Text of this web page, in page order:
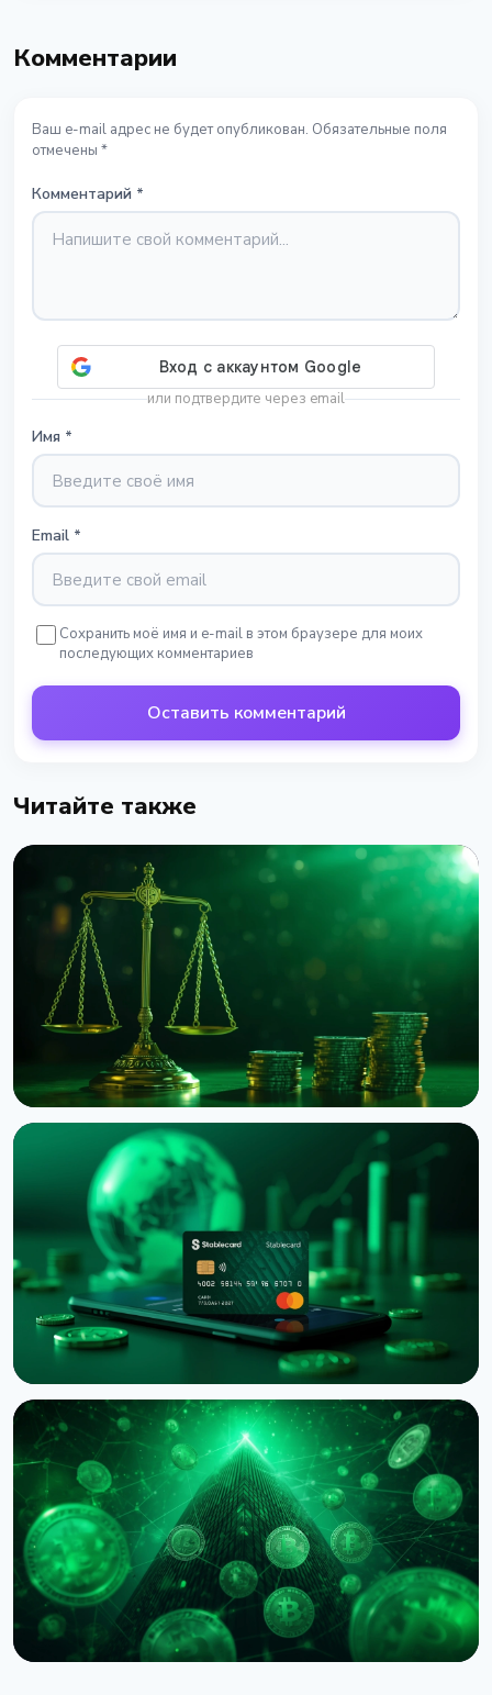
Комментарии
Ваш e-mail адрес не будет опубликован. Обязательные поля
отмечены *
Комментарий *
или подтвердите через email
Имя *
Email *
Сохранить моё имя и e-mail в этом браузере для моих
последующих комментариев
Оставить комментарий
Читайте также
НОВОСТЬ
Binance подала в суд на RedotPay из-за
переманивания 470 000 пользователей
6 августа 2026 г. 4 мин чтения
НОВОСТЬ
Western Union запустил Stablecard для
переводов в долларовом стейблкоине
6 августа 2026 г.5 мин чтения